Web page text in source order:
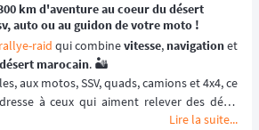
km d'aventure au coeur du désert
auto ou au guidon de votre moto !
rallye-raid qui combine vitesse, navigation
désert marocain. 🏜️
à ceux qui aiment relever des défis.
Lire la suite...